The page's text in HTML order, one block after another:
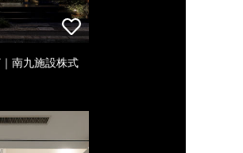
｜南九施設株式